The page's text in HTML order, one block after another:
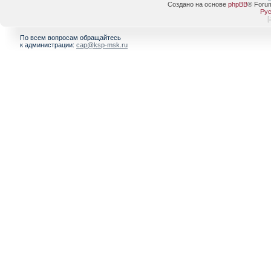
Создано на основе phpBB®
[
По всем вопросам обращайтесь
к администрации: cap@ksp-msk.ru